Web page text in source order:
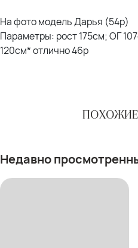
На фото модель Дарья (54р)
Параметры: рост 175см; ОГ
120см* отлично 46р
Недавно